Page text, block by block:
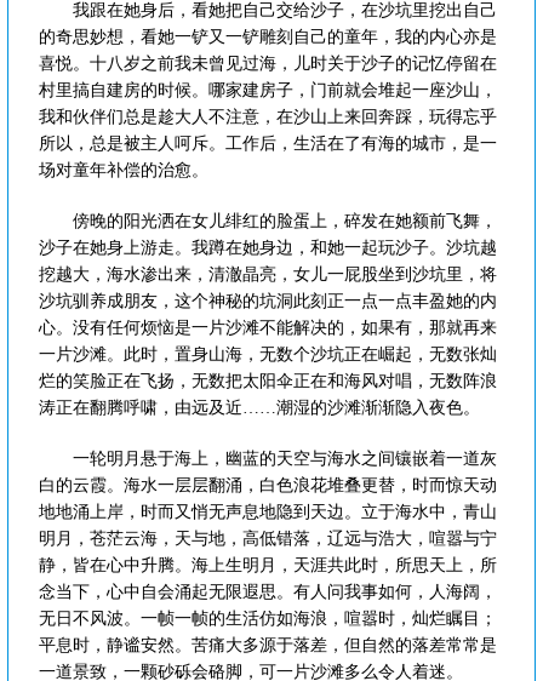
我跟在她身后，看她把自己交给沙子，在沙坑里挖出自己
的奇思妙想，看她一铲又一铲雕刻自己的童年，我的内心亦是
喜悦。十八岁之前我未曾见过海，儿时关于沙子的记忆停留在
村里搞自建房的时候。哪家建房子，门前就会堆起一座沙山，
我和伙伴们总是趁大人不注意，在沙山上来回奔踩，玩得忘乎
所以，总是被主人呵斥。工作后，生活在了有海的城市，是一
场对童年补偿的治愈。
傍晚的阳光洒在女儿绯红的脸蛋上，碎发在她额前飞舞，
沙子在她身上游走。我蹲在她身边，和她一起玩沙子。沙坑越
挖越大，海水渗出来，清澈晶亮，女儿一屁股坐到沙坑里，将
沙坑驯养成朋友，这个神秘的坑洞此刻正一点一点丰盈她的内
心。没有任何烦恼是一片沙滩不能解决的，如果有，那就再来
一片沙滩。此时，置身山海，无数个沙坑正在崛起，无数张灿
烂的笑脸正在飞扬，无数把太阳伞正在和海风对唱，无数阵浪
涛正在翻腾呼啸，由远及近……潮湿的沙滩渐渐隐入夜色。
一轮明月悬于海上，幽蓝的天空与海水之间镶嵌着一道灰
白的云霞。海水一层层翻涌，白色浪花堆叠更替，时而惊天动
地地涌上岸，时而又悄无声息地隐到天边。立于海水中，青山
明月，苍茫云海，天与地，高低错落，辽远与浩大，喧嚣与宁
静，皆在心中升腾。海上生明月，天涯共此时，所思天上，所
念当下，心中自会涌起无限遐思。有人问我事如何，人海阔，
无日不风波。一帧一帧的生活仿如海浪，喧嚣时，灿烂瞩目；
平息时，静谧安然。苦痛大多源于落差，但自然的落差常常是
一道景致，一颗砂砾会硌脚，可一片沙滩多么令人着迷。